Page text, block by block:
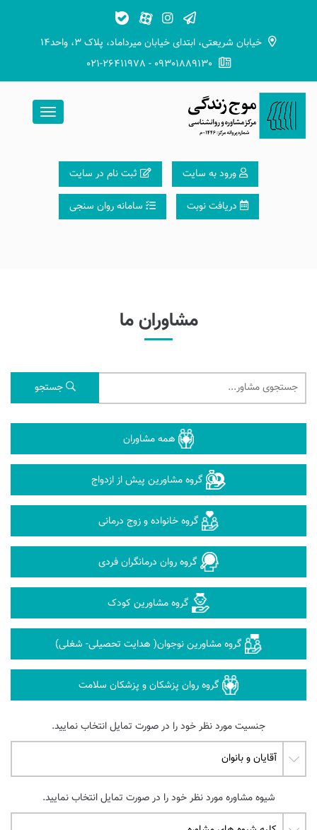
خیابان شریعتی، ابتدای خیابان میرداماد، پلاک ۳، واحد۱۴
021-26411978 - 09301889130
ورود به سایت ثبت نام در سایت
دریافت نوبت سامانه روان سنجی
مشاوران ما
جستجو
همه مشاوران
گروه مشاورین پیش از ازدواج
گروه خانواده و زوج درمانی
گروه روان درمانگران فردی
گروه مشاورین کودک
گروه مشاورین نوجوان( هدایت تحصیلی- شغلی)
گروه روان پزشکان و پزشکان سلامت
جنسیت مورد نظر خود را در صورت تمایل انتخاب نمایید.
شیوه مشاوره مورد نظر خود را در صورت تمایل انتخاب نمایید.